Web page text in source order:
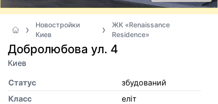
Новостройки
Киев
ЖК «Renaissance
Residence»
Добролюбова ул. 4
Киев
Статус
збудований
Класс
еліт